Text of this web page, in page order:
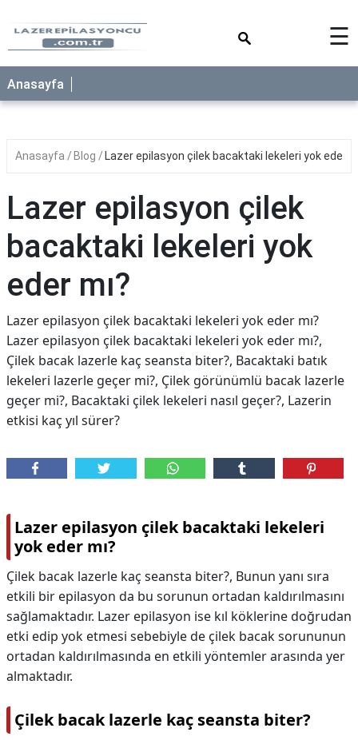
☰
Anasayfa
Anasayfa Blog Lazer epilasyon çilek bacaktaki lekeleri yok eder
Lazer epilasyon çilek
bacaktaki lekeleri yok
eder mı?
Lazer epilasyon çilek bacaktaki lekeleri yok eder mı?
Lazer epilasyon çilek bacaktaki lekeleri yok eder mı?,
Çilek bacak lazerle kaç seansta biter?, Bacaktaki batık
lekeleri lazerle geçer mi?, Çilek görünümlü bacak lazerle
geçer mi?, Bacaktaki çilek lekeleri nasıl geçer?, Lazerin
etkisi kaç yıl sürer?
Lazer epilasyon çilek bacaktaki lekeleri
yok eder mı?
Çilek bacak lazerle kaç seansta biter?, Bunun yanı sıra
etkili bir epilasyon da bu sorunun ortadan kaldırılmasını
sağlamaktadır. Lazer epilasyon ise kıl köklerine doğrudan
etki edip yok etmesi sebebiyle de çilek bacak sorununun
ortadan kaldırılmasında en etkili yöntemler arasında yer
almaktadır.
Çilek bacak lazerle kaç seansta biter?